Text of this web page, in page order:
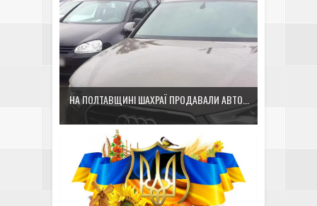
НА ПОЛТАВЩИНІ ШАХРАЇ ПРОДАВАЛИ АВТО...